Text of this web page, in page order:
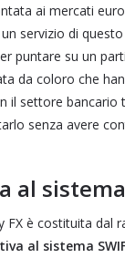
ai mercati
servizio di
puntare su un
da coloro che
il settore bancario
senza avere
al sistema
FX è costituita dal
al sistema